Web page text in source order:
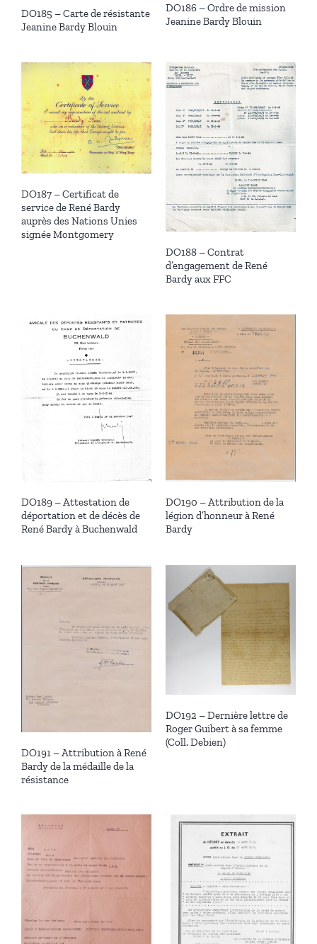
DO185 – Carte de résistante
Jeanine Bardy Blouin
DO186 – Ordre de mission
Jeanine Bardy Blouin
DO187 – Certificat de
service de René Bardy
auprès des Nations Unies
signée Montgomery
DO188 – Contrat
d’engagement de René
Bardy aux FFC
DO189 – Attestation de
déportation et de décès de
René Bardy à Buchenwald
DO190 – Attribution de la
légion d’honneur à René
Bardy
DO191 – Attribution à René
Bardy de la médaille de la
résistance
DO192 – Dernière lettre de
Roger Guibert à sa femme
(Coll. Debien)